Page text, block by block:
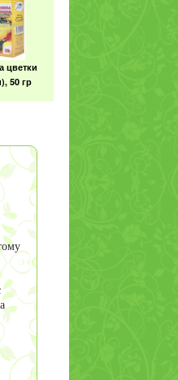
цветки
50 гр
чай
30
и
50гр